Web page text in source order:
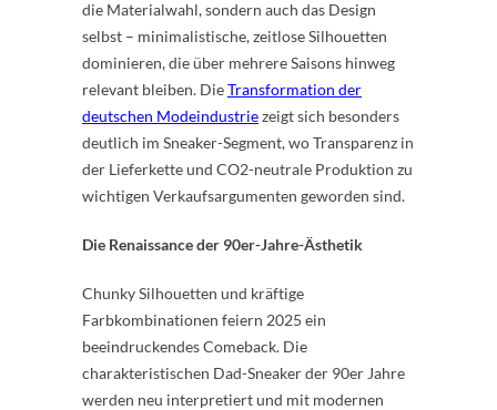
die Materialwahl, sondern auch das Design
selbst – minimalistische, zeitlose Silhouetten
dominieren, die über mehrere Saisons hinweg
relevant bleiben. DieTransformation der
deutschen Modeindustriezeigt sich besonders
deutlich im Sneaker-Segment, wo Transparenz in
der Lieferkette und CO2-neutrale Produktion zu
wichtigen Verkaufsargumenten geworden sind.
Die Renaissance der 90er-Jahre-Ästhetik
Chunky Silhouetten und kräftige
Farbkombinationen feiern 2025 ein
beeindruckendes Comeback. Die
charakteristischen Dad-Sneaker der 90er Jahre
werden neu interpretiert und mit modernen